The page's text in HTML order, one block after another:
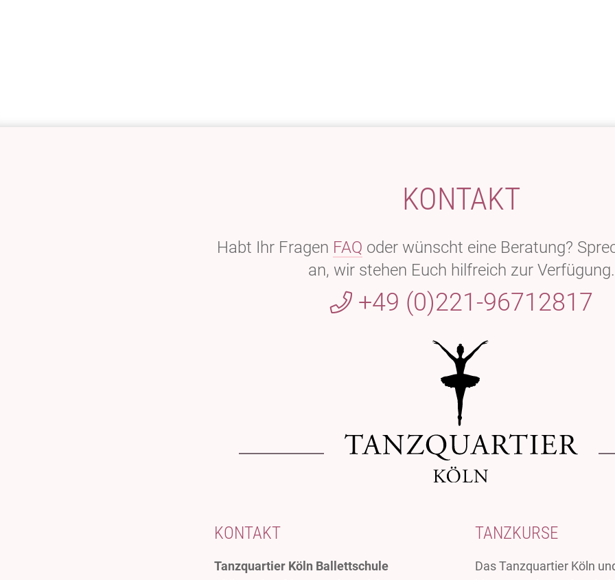
KONTAKT
Habt Ihr Fragen FAQ oder wünscht eine Beratung?
an, wir stehen Euch hilfreich zur Verfügung.
+49 (0)221-96712817
KONTAKT
Tanzquartier Köln Ballettschule
TANZKURSE
Das Tanzquartier Köln